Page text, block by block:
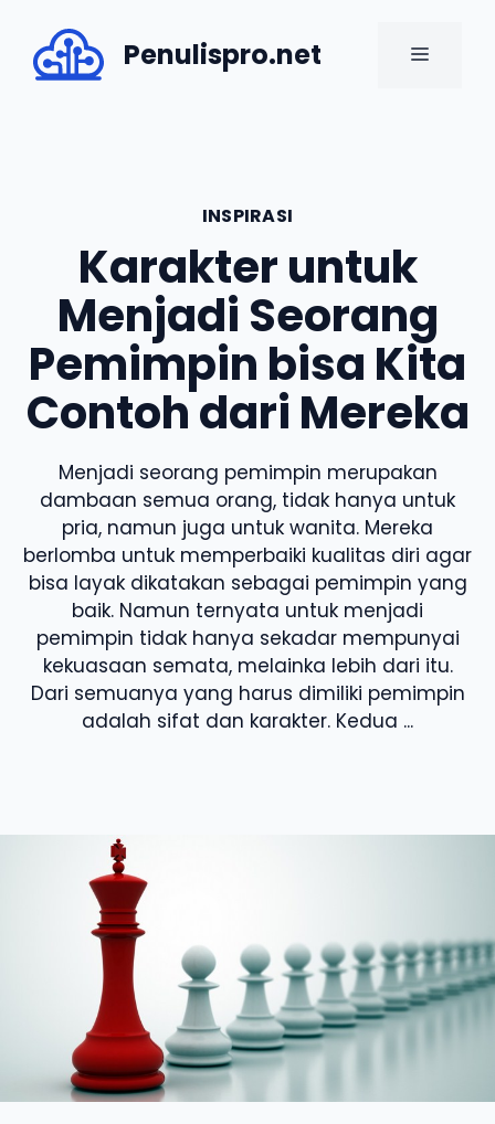
content
Penulispro.net MENU
INSPIRASI
Karakter untuk
Menjadi Seorang
Pemimpin bisa Kita
Contoh dari Mereka
Menjadi seorang pemimpin merupakan
dambaan semua orang, tidak hanya untuk
pria, namun juga untuk wanita. Mereka
berlomba untuk memperbaiki kualitas diri agar
bisa layak dikatakan sebagai pemimpin yang
baik. Namun ternyata untuk menjadi
pemimpin tidak hanya sekadar mempunyai
kekuasaan semata, melainka lebih dari itu.
Dari semuanya yang harus dimiliki pemimpin
adalah sifat dan karakter. Kedua ...